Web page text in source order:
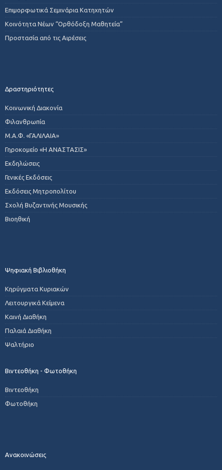
Επιμορφωτικά Σεμινάρια Κατηχητών
Κοινότητα Νέων “Ορθόδοξη Μαθητεία”
Προστασία από τις Αιρέσεις
Δραστηριότητες
Κοινωνική Διακονία
Φιλανθρωπία
Μ.Α.Φ. «ΓΑΛΙΛΑΙΑ»
Γηροκομείο «Η ΑΝΑΣΤΑΣΙΣ»
Εκδηλώσεις
Γενικές Εκδόσεις
Εκδόσεις Μητροπολίτου
Σχολή Βυζαντινής Μουσικής
Βιοηθική
Ψηφιακή Βιβλιοθήκη
Κηρύγματα Κυριακών
Λειτουργικά Κείμενα
Καινή Διαθήκη
Παλαιά Διαθήκη
Ψαλτήριο
Βιντεοθήκη - Φωτοθήκη
Βιντεοθήκη
Φωτοθήκη
Ανακοινώσεις